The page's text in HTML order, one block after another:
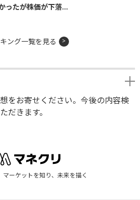
ったが株価が下落...
ング一覧を見る
をお寄せください。今後の内容検
だきます。
マーケットを知り、未来を描く